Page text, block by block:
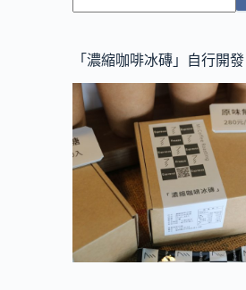
不
符
條
件
的
結
「濃縮咖啡冰磚」自行開